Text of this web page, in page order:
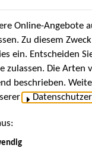
legen
& Tanzmusik
Online-Angebote
Zu diesem
ein. Entscheiden
zulassen. Die Arten
beschrieben.